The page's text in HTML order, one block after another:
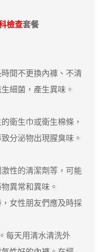
檢查套餐
間不更換內褲、不清
細菌，產生異味。
生巾或衛生棉條，
分泌物出現腥臭味。
性的清潔劑等，可能
異常和異味。
女性朋友們應及時採
天用清水清洗外